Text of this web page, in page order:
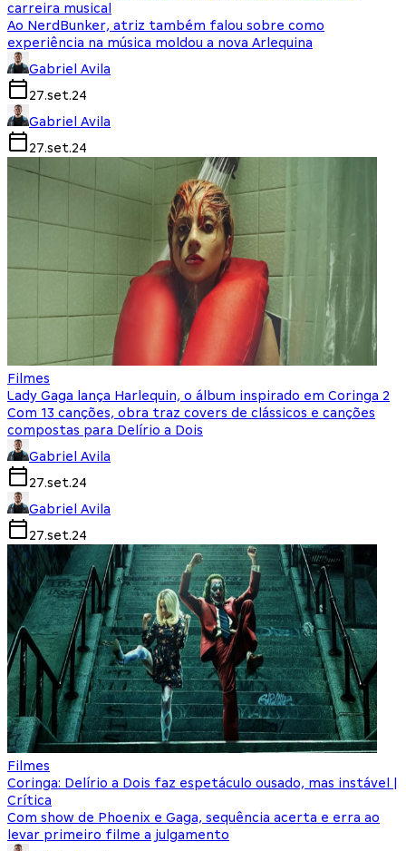
carreira musical
Ao NerdBunker, atriz também falou sobre como
experiência na música moldou a nova Arlequina
Gabriel Avila
27.set.24
Gabriel Avila
27.set.24
Filmes
Lady Gaga lança Harlequin, o álbum inspirado em Coringa 2
Com 13 canções, obra traz covers de clássicos e canções
compostas para Delírio a Dois
Gabriel Avila
27.set.24
Gabriel Avila
27.set.24
Filmes
Coringa: Delírio a Dois faz espetáculo ousado, mas instável |
Crítica
Com show de Phoenix e Gaga, sequência acerta e erra ao
levar primeiro filme a julgamento